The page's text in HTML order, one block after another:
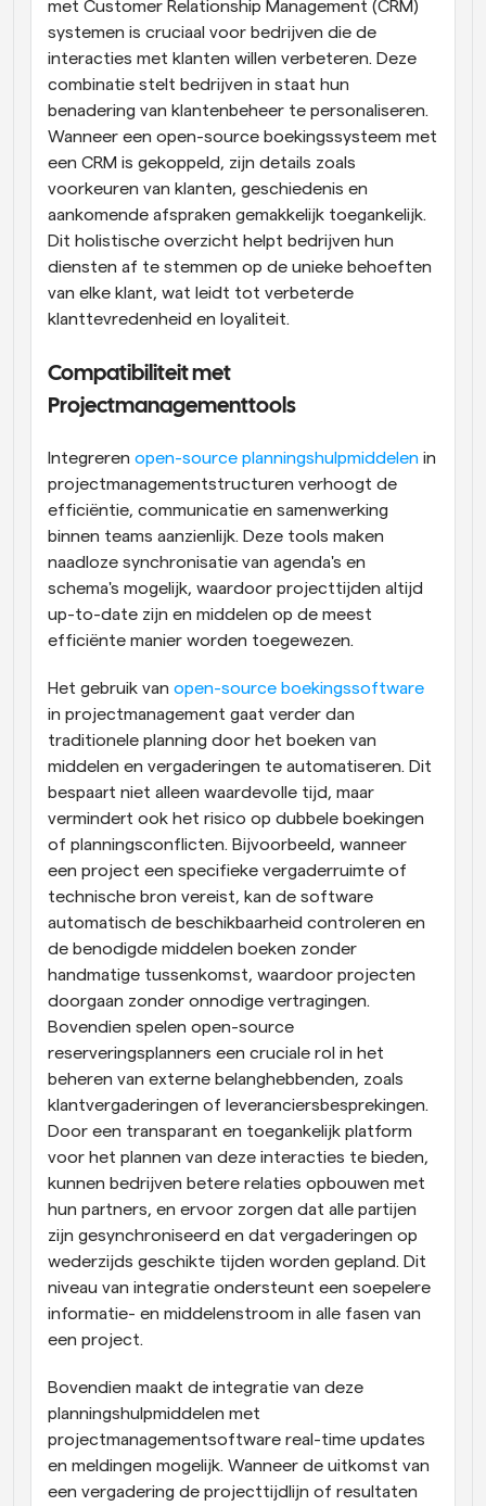
met Customer Relationship Management (CRM)
systemen is cruciaal voor bedrijven die de
interacties met klanten willen verbeteren. Deze
combinatie stelt bedrijven in staat hun
benadering van klantenbeheer te personaliseren.
Wanneer een open-source boekingssysteem met
een CRM is gekoppeld, zijn details zoals
voorkeuren van klanten, geschiedenis en
aankomende afspraken gemakkelijk toegankelijk.
Dit holistische overzicht helpt bedrijven hun
diensten af te stemmen op de unieke behoeften
van elke klant, wat leidt tot verbeterde
klanttevredenheid en loyaliteit.
Compatibiliteit met
Projectmanagementtools
Integreren open-source planningshulpmiddelen in
projectmanagementstructuren verhoogt de
efficiëntie, communicatie en samenwerking
binnen teams aanzienlijk. Deze tools maken
naadloze synchronisatie van agenda's en
schema's mogelijk, waardoor projecttijden altijd
up-to-date zijn en middelen op de meest
efficiënte manier worden toegewezen.
Het gebruik van open-source boekingssoftware
in projectmanagement gaat verder dan
traditionele planning door het boeken van
middelen en vergaderingen te automatiseren. Dit
bespaart niet alleen waardevolle tijd, maar
vermindert ook het risico op dubbele boekingen
of planningsconflicten. Bijvoorbeeld, wanneer
een project een specifieke vergaderruimte of
technische bron vereist, kan de software
automatisch de beschikbaarheid controleren en
de benodigde middelen boeken zonder
handmatige tussenkomst, waardoor projecten
doorgaan zonder onnodige vertragingen.
Bovendien spelen open-source
reserveringsplanners een cruciale rol in het
beheren van externe belanghebbenden, zoals
klantvergaderingen of leveranciersbesprekingen.
Door een transparant en toegankelijk platform
voor het plannen van deze interacties te bieden,
kunnen bedrijven betere relaties opbouwen met
hun partners, en ervoor zorgen dat alle partijen
zijn gesynchroniseerd en dat vergaderingen op
wederzijds geschikte tijden worden gepland. Dit
niveau van integratie ondersteunt een soepelere
informatie- en middelenstroom in alle fasen van
een project.
Bovendien maakt de integratie van deze
planningshulpmiddelen met
projectmanagementsoftware real-time updates
en meldingen mogelijk. Wanneer de uitkomst van
een vergadering de projecttijdlijn of resultaten